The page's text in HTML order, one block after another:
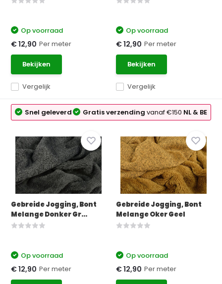
Vergelijk
Op voorraad
€ 12,90 Per meter
Bekijken
Vergelijk
Op voorraad
€ 12,90 Per meter
Bekijken
Snel geleverd Gratis verzendingvanaf €150 NL & BE
Gebreide Jogging, Bont
Melange Donker Gr...
Op voorraad
€ 12,90 Per meter
Gebreide Jogging, Bont
Melange Oker Geel
Op voorraad
€ 12,90 Per meter